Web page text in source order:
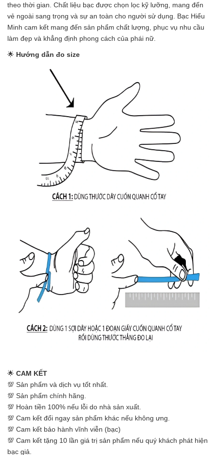
theo thời gian. Chất liệu bạc được chọn lọc kỹ lưỡng, mang đến
vẻ ngoài sang trọng và sự an toàn cho người sử dụng. Bạc Hiểu
Minh cam kết mang đến sản phẩm chất lượng, phục vụ nhu cầu
làm đẹp và khẳng định phong cách của phái nữ.
🌟 Hướng dẫn đo size
🌟 CAM KẾT
💯 Sản phẩm và dịch vụ tốt nhất.
💯 Sản phẩm chính hãng.
💯 Hoàn tiền 100% nếu lỗi do nhà sản xuất.
💯 Cam kết đổi ngay sản phẩm khác nếu không ưng.
💯 Cam kết bảo hành vĩnh viễn (bạc)
💯 Cam kết tặng 10 lần giá trị sản phẩm nếu quý khách phát hiện
bạc giả.